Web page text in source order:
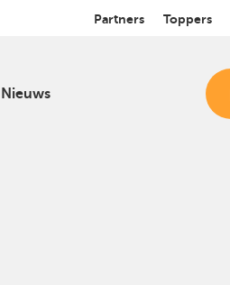
Partners Toppers
Nieuws